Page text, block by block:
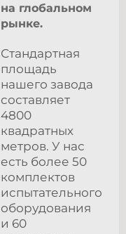
на глобальном
рынке.
Стандартная
площадь
нашего завода
составляет
4800
квадратных
метров. У нас
есть более 50
комплектов
испытательного
оборудования
и 60